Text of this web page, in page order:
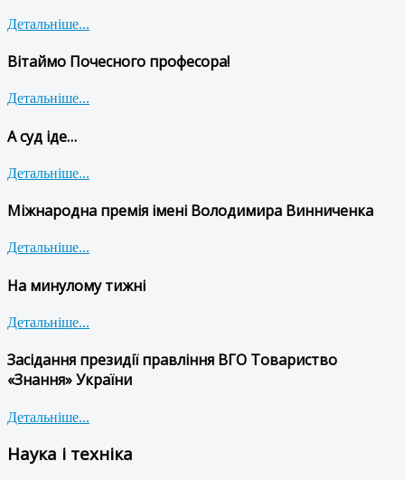
Детальніше...
Вітаймо Почесного професора!
Детальніше...
А суд іде…
Детальніше...
Міжнародна премія імені Володимира Винниченка
Детальніше...
На минулому тижні
Детальніше...
Засідання президії правління ВГО Товариство
«Знання» України
Детальніше...
Наука і техніка